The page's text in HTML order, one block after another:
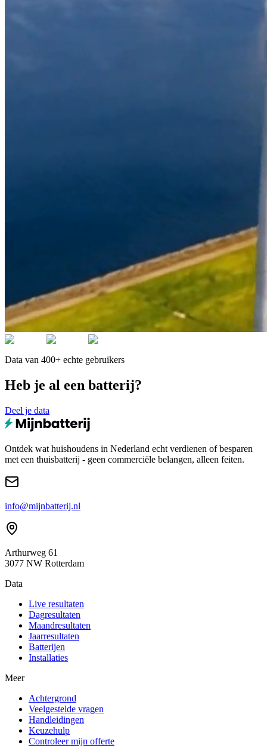
Data van 400+ echte gebruikers
Heb je al een batterij?
Deel je data
Ontdek wat huishoudens in Nederland echt verdienen of besparen
met een thuisbatterij - geen commerciële belangen, alleen feiten.
info@mijnbatterij.nl
Arthurweg 61
3077 NW Rotterdam
Data
Live resultaten
Dagresultaten
Maandresultaten
Jaarresultaten
Batterijen
Installaties
Meer
Achtergrond
Veelgestelde vragen
Handleidingen
Keuzehulp
Controleer mijn offerte